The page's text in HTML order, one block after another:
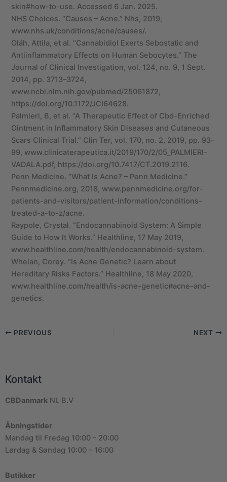
skin#how-to-use. Accessed 6 Jan. 2025.
NHS Choices. “Causes – Acne.” Nhs, 2019,
www.nhs.uk/conditions/acne/causes/.
Oláh, Attila, et al. “Cannabidiol Exerts Sebostatic and
Antiinflammatory Effects on Human Sebocytes.” The
Journal of Clinical Investigation, vol. 124, no. 9, 1 Sept.
2014, pp. 3713–3724,
www.ncbi.nlm.nih.gov/pubmed/25061872,
https://doi.org/10.1172/JCI64628.
Palmieri, B, et al. “A Therapeutic Effect of Cbd-Enriched
Ointment in Inflammatory Skin Diseases and Cutaneous
Scars Clinical Trial.” Clin Ter, vol. 170, no. 2, 2019, pp. 93–
99, www.clinicaterapeutica.it/2019/170/2/05_PALMIERI-
VADALA.pdf, https://doi.org/10.7417/CT.2019.2116.
Penn Medicine. “What Is Acne? – Penn Medicine.”
Pennmedicine.org, 2018, www.pennmedicine.org/for-
patients-and-visitors/patient-information/conditions-
treated-a-to-z/acne.
Raypole, Crystal. “Endocannabinoid System: A Simple
Guide to How It Works.” Healthline, 17 May 2019,
www.healthline.com/health/endocannabinoid-system.
Whelan, Corey. “Is Acne Genetic? Learn about
Hereditary Risks Factors.” Healthline, 18 May 2020,
www.healthline.com/health/is-acne-genetic#acne-and-
genetics.
PREVIOUS NEXT
Kontakt
CBDanmark NL B.V
Åbningstider
Mandag til Fredag 10:00 - 20:00
Lørdag & Søndag 10:00 - 16:00
Butikker